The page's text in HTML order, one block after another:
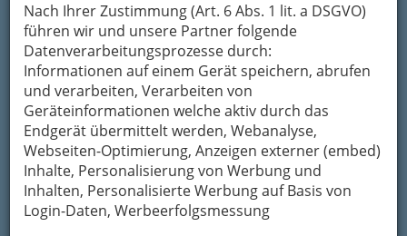
Nach Ihrer Zustimmung (Art. 6 Abs. 1 lit. a DSGVO)
führen wir und unsere Partner folgende
Datenverarbeitungsprozesse durch:
Informationen auf einem Gerät speichern, abrufen
und verarbeiten, Verarbeiten von
Geräteinformationen welche aktiv durch das
Endgerät übermittelt werden, Webanalyse,
Webseiten-Optimierung, Anzeigen externer (embed)
Inhalte, Personalisierung von Werbung und
Inhalten, Personalisierte Werbung auf Basis von
Login-Daten, Werbeerfolgsmessung
Restaurant weitergeleitet.
Mein Name
Meine Email Adresse
Mein Betreff